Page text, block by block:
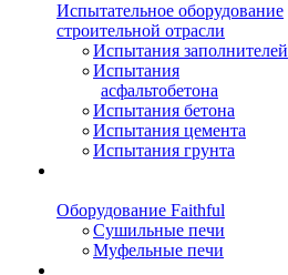
Испытательное оборудование
строительной отрасли
Испытания заполнителей
Испытания
асфальтобетона
Испытания бетона
Испытания цемента
Испытания грунта
Оборудование Faithful
Сушильные печи
Муфельные печи